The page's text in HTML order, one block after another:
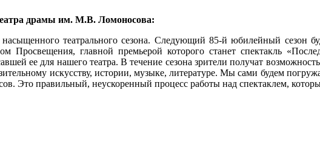
драмы им. М.В. Ломоносова:
театрального сезона. Следующий 85-й юбилейный сезон
Просвещения, главной премьерой которого станет спектакль
ее для нашего театра. В течение сезона зрители получат
искусству, истории, музыке, литературе. Мы сами будем
Это правильный, неускоренный процесс работы над спектаклем,